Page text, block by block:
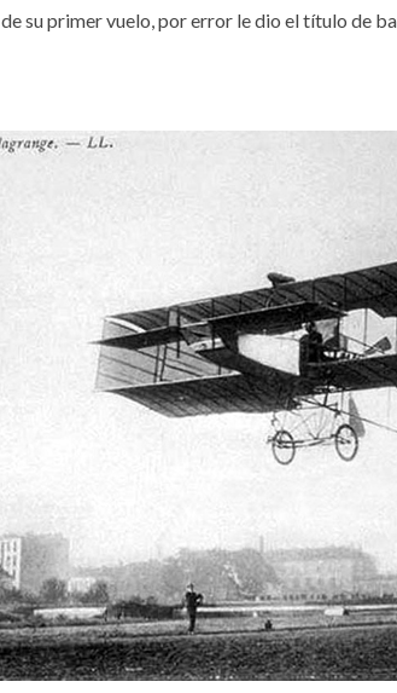
su primer vuelo, por error le dio el título de